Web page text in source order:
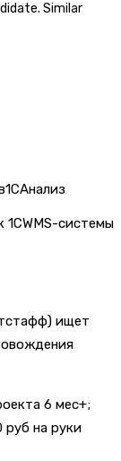
Similar
1САнализ
1СWMS-системы
ищет
6 мес+;
руб на руки